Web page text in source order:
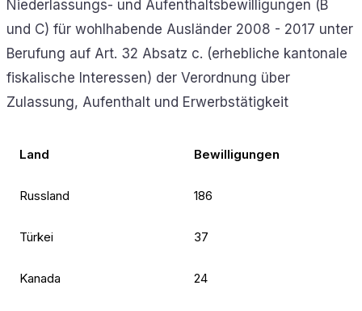
Niederlassungs- und Aufenthaltsbewilligungen (B
und C) für wohlhabende Ausländer 2008 - 2017 unter
Berufung auf Art. 32 Absatz c. (erhebliche kantonale
fiskalische Interessen) der Verordnung über
Zulassung, Aufenthalt und Erwerbstätigkeit
Land Bewilligungen
Russland 186
Türkei 37
Kanada 24